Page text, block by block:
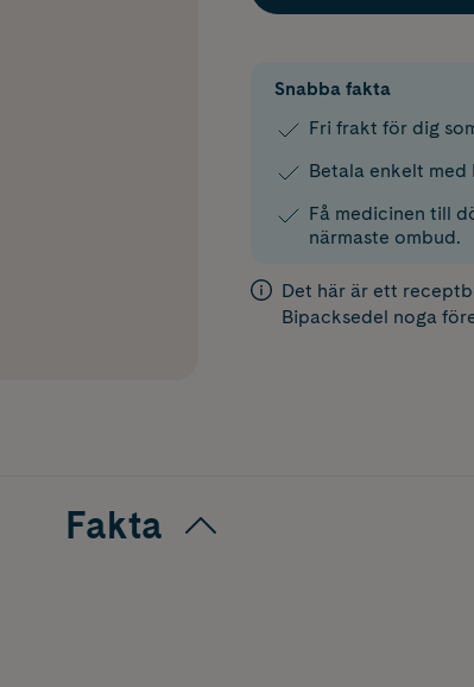
Snabba fakta
Fri frakt för dig
Betala enkelt med
Få medicinen till
närmaste ombud.
Det här är ett
Bipacksedel noga
Fakta